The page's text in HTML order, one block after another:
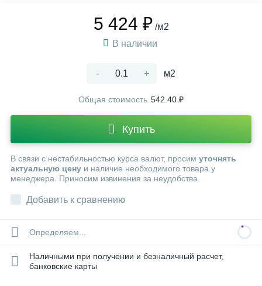
5 424 ₽ /м2
В наличии
- + м2
Общая стоимость 542.40 ₽
Купить
В связи с нестабильностью курса валют, просим уточнять
актуальную цену и наличие необходимого товара у
менеджера. Приносим извинения за неудобства.
Добавить к сравнению
Определяем...
Наличными при получении и безналичный расчет,
банковские карты